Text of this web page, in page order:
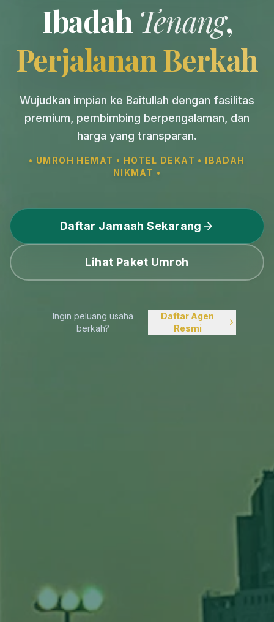
Ibadah Tenang,
Perjalanan Berkah
Wujudkan impian ke Baitullah dengan fasilitas
premium, pembimbing berpengalaman, dan
harga yang transparan.
• UMROH HEMAT • HOTEL DEKAT • IBADAH
NIKMAT •
Daftar Jamaah Sekarang
Lihat Paket Umroh
Ingin peluang usaha
berkah?
Daftar Agen
Resmi